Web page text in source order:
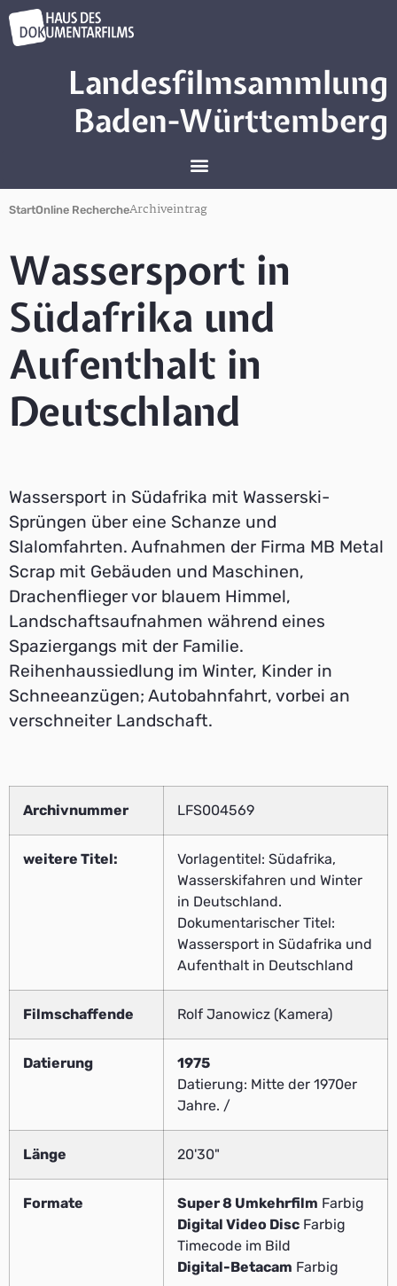
Landesfilmsammlung
Baden-Württemberg
StartOnline RechercheArchiveintrag
Wassersport in
Südafrika und
Aufenthalt in
Deutschland
Wassersport in Südafrika mit Wasserski-
Sprüngen über eine Schanze und
Slalomfahrten. Aufnahmen der Firma MB Metal
Scrap mit Gebäuden und Maschinen,
Drachenflieger vor blauem Himmel,
Landschaftsaufnahmen während eines
Spaziergangs mit der Familie.
Reihenhaussiedlung im Winter, Kinder in
Schneeanzügen; Autobahnfahrt, vorbei an
verschneiter Landschaft.
Archivnummer LFS004569
weitere Titel:
Vorlagentitel: Südafrika,
Wasserskifahren und Winter
in Deutschland.
Dokumentarischer Titel:
Wassersport in Südafrika und
Aufenthalt in Deutschland
Filmschaffende Rolf Janowicz (Kamera)
Datierung
1975
Datierung: Mitte der 1970er
Jahre. /
Länge 20'30"
Formate Super 8 Umkehrfilm Farbig
Digital Video Disc Farbig
Timecode im Bild
Digital-Betacam Farbig